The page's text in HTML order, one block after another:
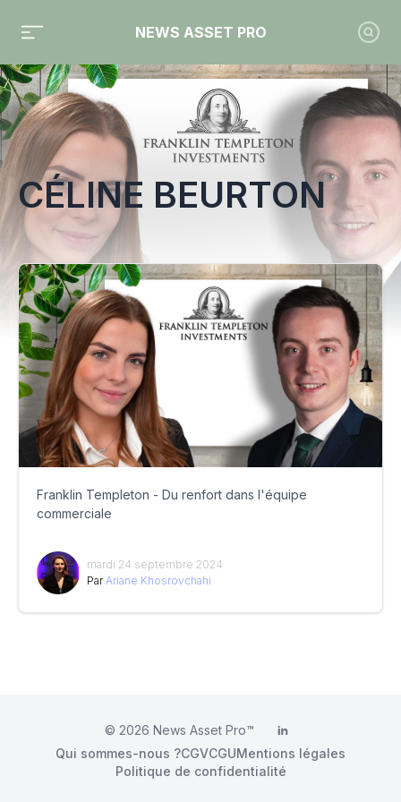
NEWS ASSET PRO
Toute l'actualité sur le tag "Céline Beurton"
CÉLINE BEURTON
Franklin Templeton - Du renfort dans l'équipe
commerciale
mardi 24 septembre 2024
Par Ariane Khosrovchahi
© 2026 News Asset Pro™ LinkedIn
Qui sommes-nous ?CGVCGUMentions légales
Politique de confidentialité